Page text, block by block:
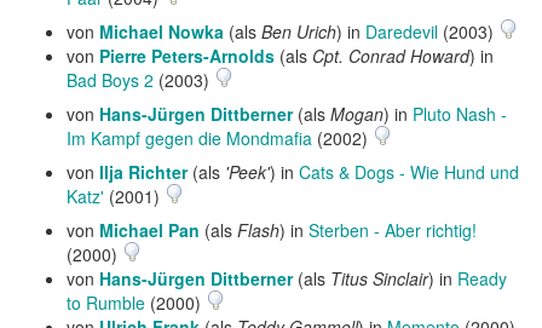
von Michael Nowka (als Ben Urich) in Daredevil (2003)
von Pierre Peters-Arnolds (als Cpt. Conrad Howard) in
Bad Boys 2 (2003)
von Hans-Jürgen Dittberner(als Mogan) in Pluto Nash -
Im Kampf gegen die Mondmafia (2002)
von Ilja Richter(als 'Peek') in Cats & Dogs - Wie Hund und
Katz' (2001)
von Michael Pan (als Flash) in Sterben - Aber richtig!
(2000)
von Hans-Jürgen Dittberner(als Titus Sinclair) in Ready
to Rumble (2000)